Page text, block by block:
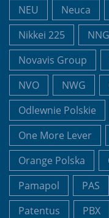
NEU
Neuca
Nikkei 225
NNG
Novavis Group
NVO
NWG
Odlewnie Polskie
One More Lever
Orange Polska
Pamapol
PAS
Patentus
PBX